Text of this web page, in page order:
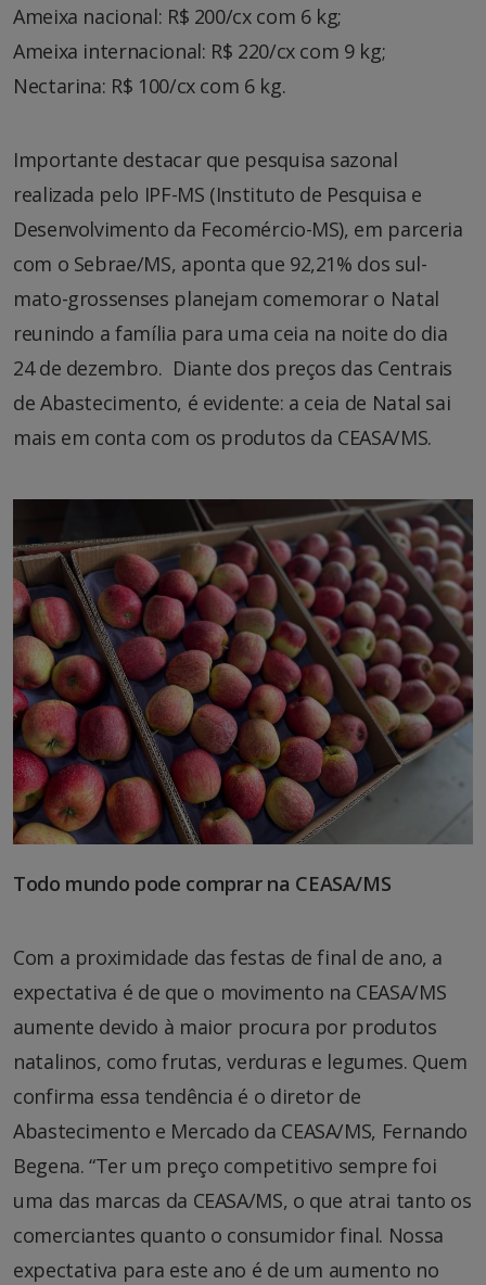
Ameixa nacional: R$ 200/cx com 6 kg;
Ameixa internacional: R$ 220/cx com 9 kg;
Nectarina: R$ 100/cx com 6 kg.
Importante destacar que pesquisa sazonal
realizada pelo IPF-MS (Instituto de Pesquisa e
Desenvolvimento da Fecomércio-MS), em parceria
com o Sebrae/MS, aponta que 92,21% dos sul-
mato-grossenses planejam comemorar o Natal
reunindo a família para uma ceia na noite do dia
24 de dezembro. Diante dos preços das Centrais
de Abastecimento, é evidente: a ceia de Natal sai
mais em conta com os produtos da CEASA/MS.
Todo mundo pode comprar na CEASA/MS
Com a proximidade das festas de final de ano, a
expectativa é de que o movimento na CEASA/MS
aumente devido à maior procura por produtos
natalinos, como frutas, verduras e legumes. Quem
confirma essa tendência é o diretor de
Abastecimento e Mercado da CEASA/MS, Fernando
Begena. “Ter um preço competitivo sempre foi
uma das marcas da CEASA/MS, o que atrai tanto os
comerciantes quanto o consumidor final. Nossa
expectativa para este ano é de um aumento no